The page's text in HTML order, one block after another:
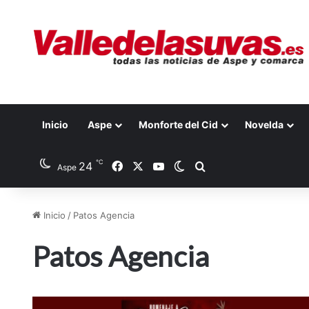
Inicio Aspe Monforte del Cid Novelda
Aspe 24 ℃ FacebookYouTubeSwitch skin
Inicio / Patos Agencia
Patos Agencia